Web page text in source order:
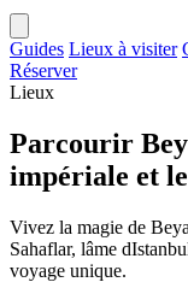
Guides Lieux à visiter
Réserver
Lieux
Parcourir
impériale et
Vivez la magie de
Sahaflar, lâme
voyage unique.